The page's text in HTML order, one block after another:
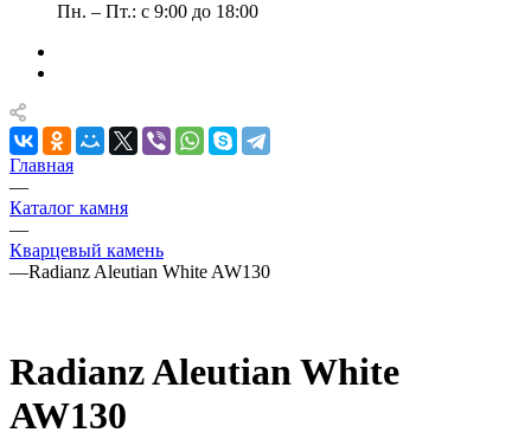
Пн. – Пт.: с 9:00 до 18:00
Главная
—
Каталог камня
—
Кварцевый камень
—Radianz Aleutian White AW130
Radianz Aleutian White
AW130